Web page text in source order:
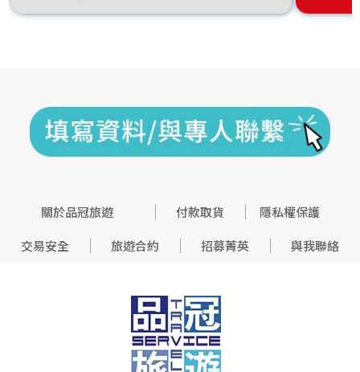
關於品冠旅遊 付款取貨
隱私權保護
交易安全
旅遊合約 招募菁英 與我聯絡